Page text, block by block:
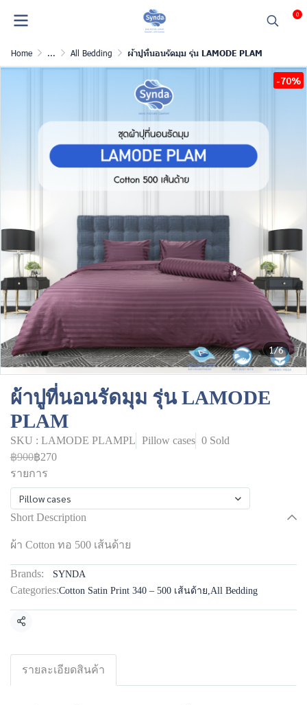
0
Home ... All Bedding ผ้าปูที่นอนรัดมุม รุ่น LAMODE PLAM
1/6
-70%
ผ้าปูที่นอนรัดมุม รุ่น LAMODE
PLAM
SKU : LAMODE PLAMPL Pillow cases 0 Sold
฿900฿270
รายการ
Pillow cases
Short Description
ผ้า Cotton ทอ 500 เส้นด้าย
Brands: SYNDA
Categories:Cotton Satin Print 340 – 500 เส้นด้าย,All Bedding
Share
รายละเอียดสินค้า